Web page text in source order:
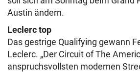
Austin ändern.
Leclerc top
Das gestrige Qualifying gewann
Leclerc. „Der Circuit of The
anspruchsvollsten modernen